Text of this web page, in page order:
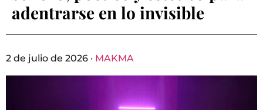
adentrarse en lo invisible
2 de julio de 2026 · MAKMA